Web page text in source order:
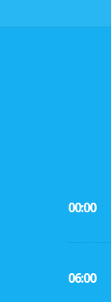
00:00
06:00